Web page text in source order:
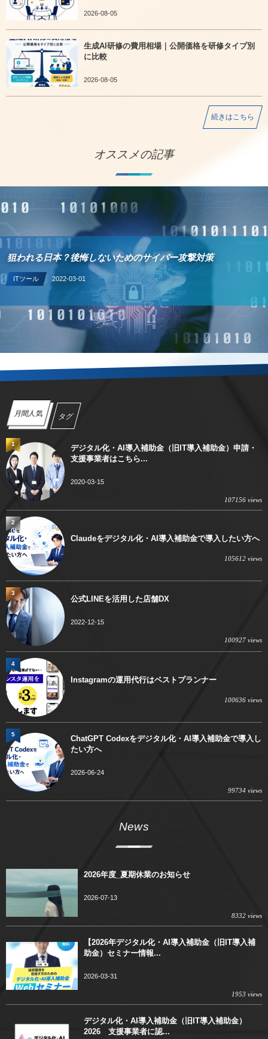
2026-08-05
生成AI研修の費用相場｜公開価格を研修タイプ別
に比較
2026-08-05
続きはこちら
オススメの記事
狙われる日本？後悔しないためのサイバー攻撃対策
ITツール 2022-03-01
月間人気 タグ
デジタル化・AI導入補助金（旧IT導入補助金）申請・
支援事業者はこちら...
2020-03-15
107156 views
1
Claudeをデジタル化・AI導入補助金で導入したい方へ
105612 views
2
公式LINEを活用した店舗DX
2022-12-15
100927 views
3
Instagramの運用代行はベストプランナー
100636 views
4
ChatGPT Codexをデジタル化・AI導入補助金で導入し
たい方へ
2026-06-24
99734 views
5
News
2026年度_夏期休業のお知らせ
2026-07-13
8332 views
【2026年デジタル化・AI導入補助金（旧IT導入補
助金）セミナー情報...
2026-03-31
1953 views
デジタル化・AI導入補助金（旧IT導入補助金）
2026 支援事業者に認...